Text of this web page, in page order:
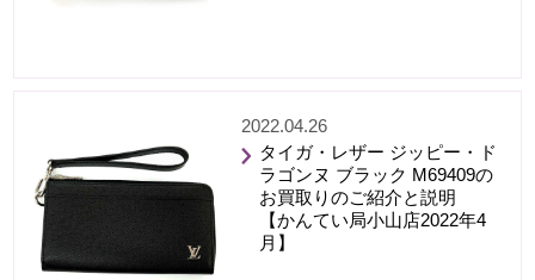
2022.04.26
タイガ・レザー ジッピー・ド
ラゴンヌ ブラック M69409の
お買取りのご紹介と説明
【かんてい局小山店2022年4
月】